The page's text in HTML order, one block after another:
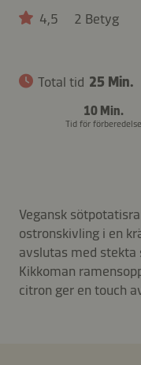
4,5 2 Betyg
Total tid 25 Min.
10 Min.
Tid för förberedelse
Vegansk
ostronskivling i en
avslutas med stekta
Kikkoman
citron ger en touch